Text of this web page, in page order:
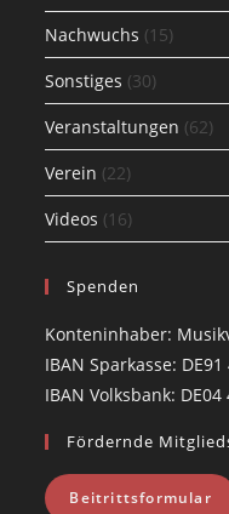
Nachwuchs (15)
Sonstiges (30)
Veranstaltungen (62)
Verein (22)
Videos (16)
Spenden
Konteninhaber:
IBAN Sparkasse:
IBAN Volksbank:
Fördernde
Beitrittsformular